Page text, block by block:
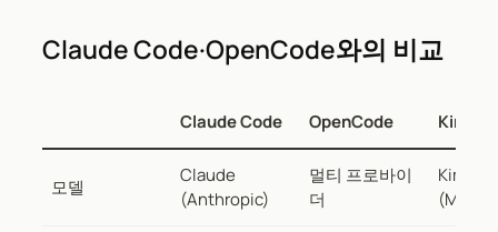
Claude Code·OpenCode와의 비교
Claude Code OpenCode Kimi
모델
Claude
(Anthropic)
멀티 프로바이
더
Kimi